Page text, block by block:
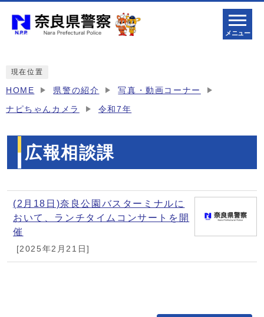
メニュー
現在位置
HOME 県警の紹介 写真・動画コーナー
ナピちゃんカメラ 令和7年
広報相談課
メインメニュー
(2月18日)奈良公園バスターミナルに
おいて、ランチタイムコンサートを開
催
[2025年2月21日]